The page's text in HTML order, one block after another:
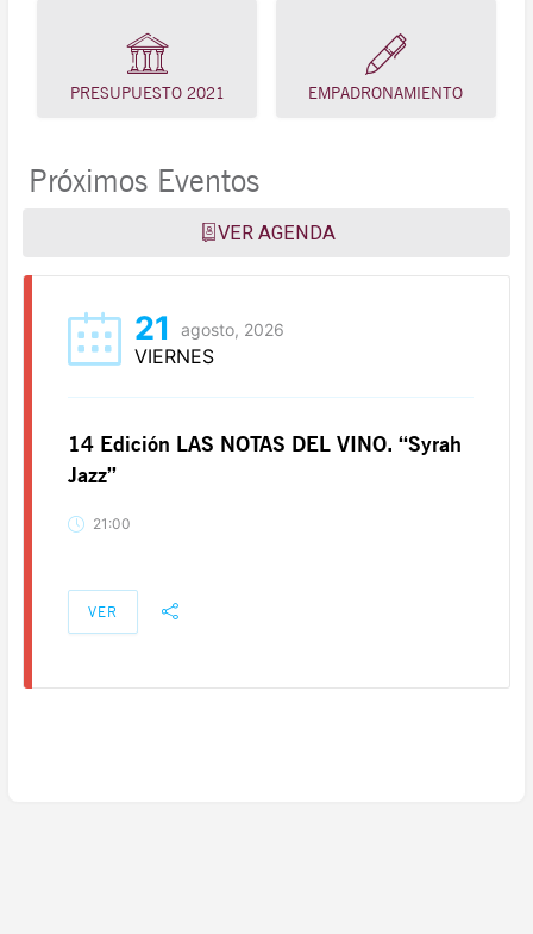
PRESUPUESTO 2021 EMPADRONAMIENTO
Próximos Eventos
VER AGENDA
21 agosto, 2026
VIERNES
14 Edición LAS NOTAS DEL VINO. “Syrah
Jazz”
21:00
VER